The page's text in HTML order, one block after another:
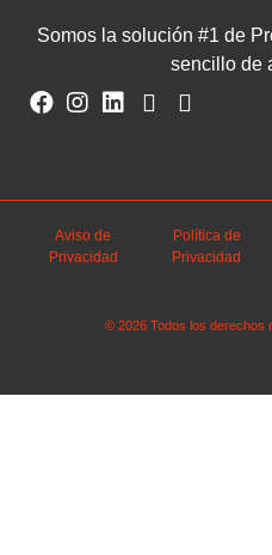
Somos la solución #1 de
sencillo de
Aviso de
Privacidad
Política de
Privacidad
© 2026 Todos los derechos